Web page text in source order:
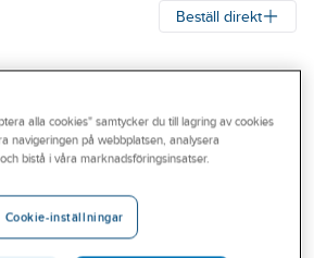
Beställ direkt
HABO
NYCKELSKYLT
alla cookies" samtycker du till lagring av cookies
navigeringen på webbplatsen, analysera
bistå i våra marknadsföringsinsatser.
Cookie-inställningar